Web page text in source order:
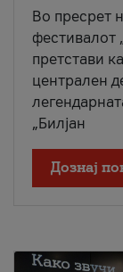
Во пресрет
фестивалот
претстави
централен
„Билјан
Дознај